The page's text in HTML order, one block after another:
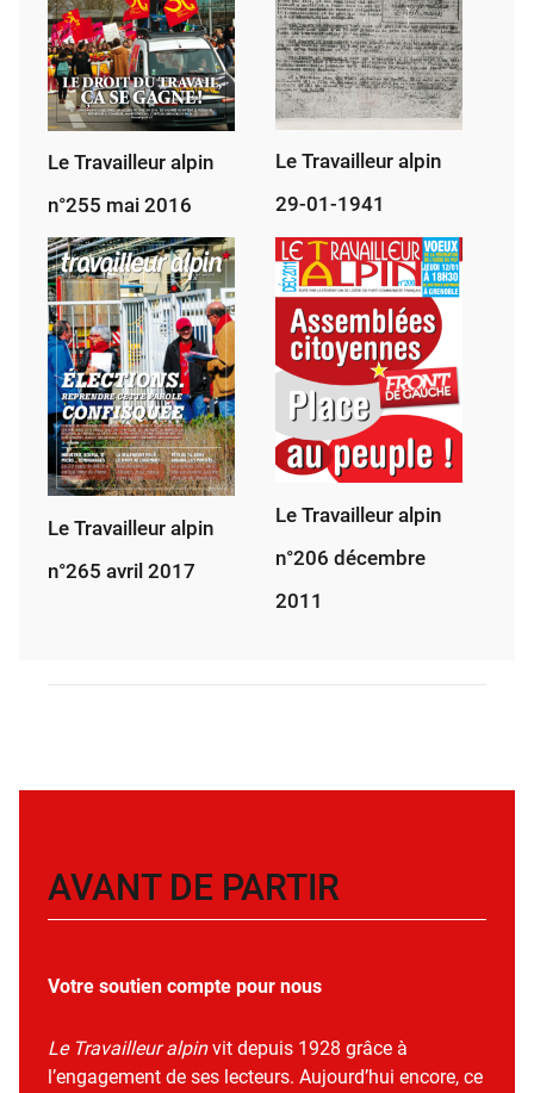
Le Travailleur alpin
n°255 mai 2016
Le Travailleur alpin
29-01-1941
Le Travailleur alpin
n°265 avril 2017
Le Travailleur alpin
n°206 décembre
2011
AVANT DE PARTIR
Votre soutien compte pour nous
Le Travailleur alpinvit depuis 1928 grâce à
l’engagement de ses lecteurs. Aujourd’hui encore, ce